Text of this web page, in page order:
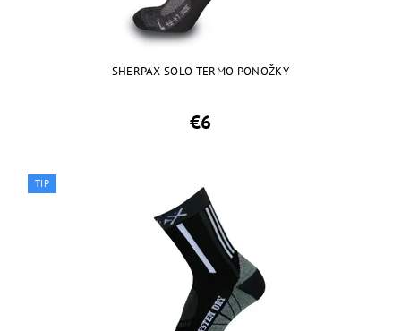
SHERPAX SOLO TERMO PONOŽKY
€6
TIP